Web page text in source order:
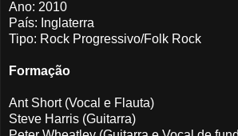
Ano: 2010
País: Inglaterra
Tipo: Rock Progressivo/Folk Rock
Formação
Ant Short (Vocal e Flauta)
Steve Harris (Guitarra)